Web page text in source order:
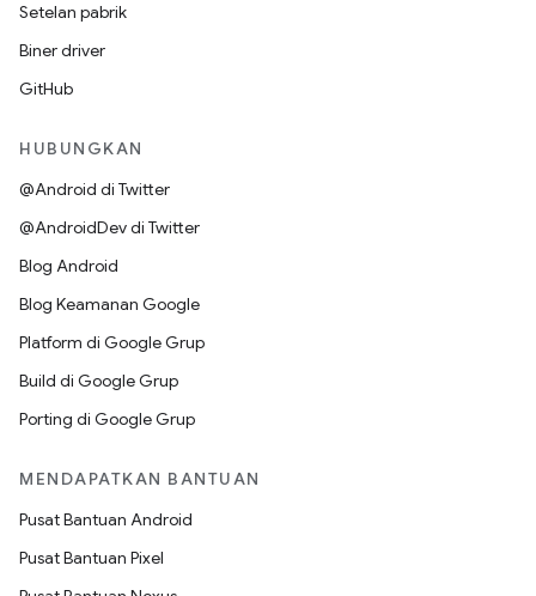
Setelan pabrik
Biner driver
GitHub
HUBUNGKAN
@Android di Twitter
@AndroidDev di Twitter
Blog Android
Blog Keamanan Google
Platform di Google Grup
Build di Google Grup
Porting di Google Grup
MENDAPATKAN BANTUAN
Pusat Bantuan Android
Pusat Bantuan Pixel